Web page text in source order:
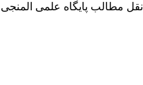
نقل مطالب پايگاه علمى